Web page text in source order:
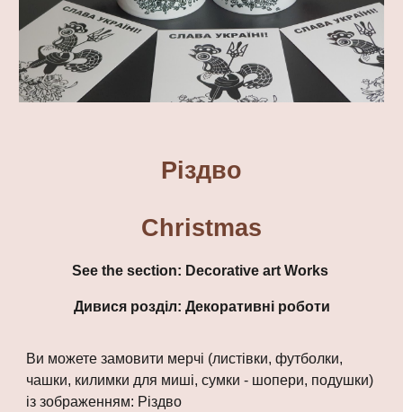
Різдво
Christmas
See the section: Decorative art Works
Дивися розділ: Декоративні роботи
Ви можете замовити мерчі (листівки, футболки,
чашки, килимки для миші, сумки - шопери, подушки)
із зображенням: Різдво